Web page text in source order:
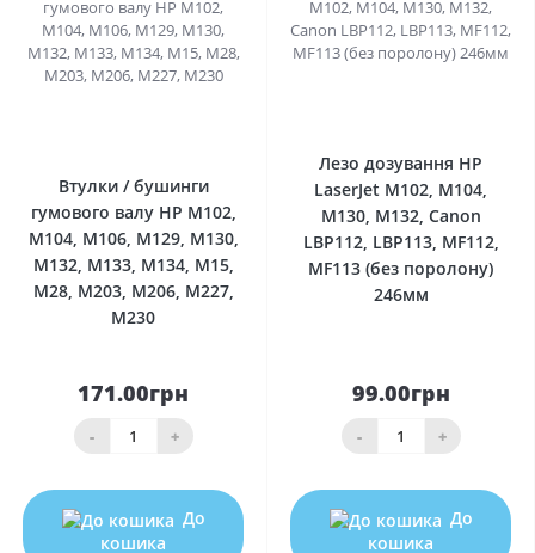
Втулки / бушинги
гумового валу HP M102,
M104, M106, M129, M130,
M132, M133, M134, M15,
M28, M203, M206, M227,
M230
171.00грн
- +
До
кошика
Лезо дозування HP
LaserJet M102, M104,
M130, M132, Canon
LBP112, LBP113, MF112,
MF113 (без поролону)
246мм
99.00грн
- +
До
кошика